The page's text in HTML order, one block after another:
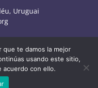
Uruguai
|
de trabalho
que te damos la mejor
usando este sitio,
acuerdo con ello.